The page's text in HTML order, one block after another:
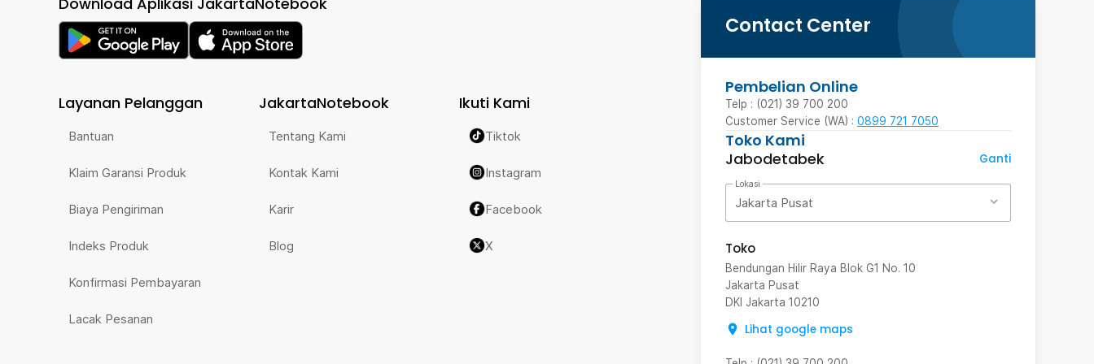
Contact Center
Pembelian Online
Telp : (021) 39 700 200
Customer Service (WA) : 0899 721 7050
Toko Kami
Jabodetabek
Ganti
Lokasi
Jakarta Pusat
Toko
Bendungan Hilir Raya Blok G1 No. 10
Jakarta Pusat
DKI Jakarta 10210
Lihat google maps
Layanan Pelanggan
Bantuan
Klaim Garansi Produk
Biaya Pengiriman
Indeks Produk
Konfirmasi Pembayaran
Lacak Pesanan
JakartaNotebook
Tentang Kami
Kontak Kami
Karir
Blog
Ikuti Kami
Tiktok
Instagram
Facebook
X